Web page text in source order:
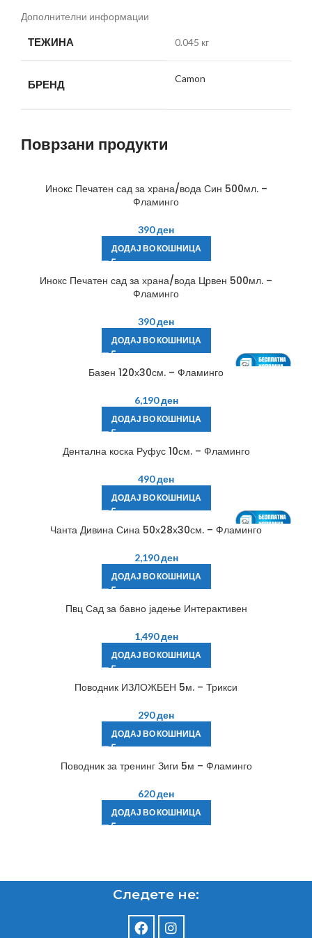
Дополнителни информации
ТЕЖИНА 0.045 кг
БРЕНД Camon
Поврзани продукти
Инокс Печатен сад за храна/вода Син 500мл. –
Фламинго
390ден
ДОДАЈ ВО КОШНИЦА
Инокс Печатен сад за храна/вода Црвен 500мл. –
Фламинго
390ден
ДОДАЈ ВО КОШНИЦА
Базен 120х30см. – Фламинго
6,190ден
ДОДАЈ ВО КОШНИЦА
Дентална коска Руфус 10см. – Фламинго
490ден
ДОДАЈ ВО КОШНИЦА
Чанта Дивина Сина 50х28х30см. – Фламинго
2,190ден
ДОДАЈ ВО КОШНИЦА
Пвц Сад за бавно јадење Интерактивен
1,490ден
ДОДАЈ ВО КОШНИЦА
Поводник ИЗЛОЖБЕН 5м. – Трикси
290ден
ДОДАЈ ВО КОШНИЦА
Поводник за тренинг Зиги 5м – Фламинго
620ден
ДОДАЈ ВО КОШНИЦА
Следете не: